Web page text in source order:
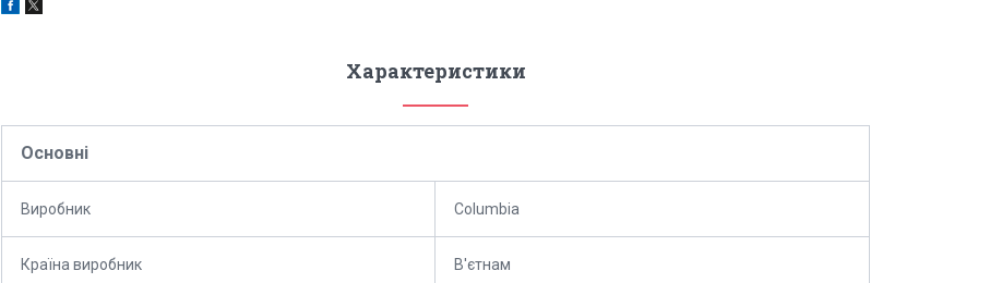
Характеристики
Основні
Виробник Columbia
Країна виробник В'єтнам